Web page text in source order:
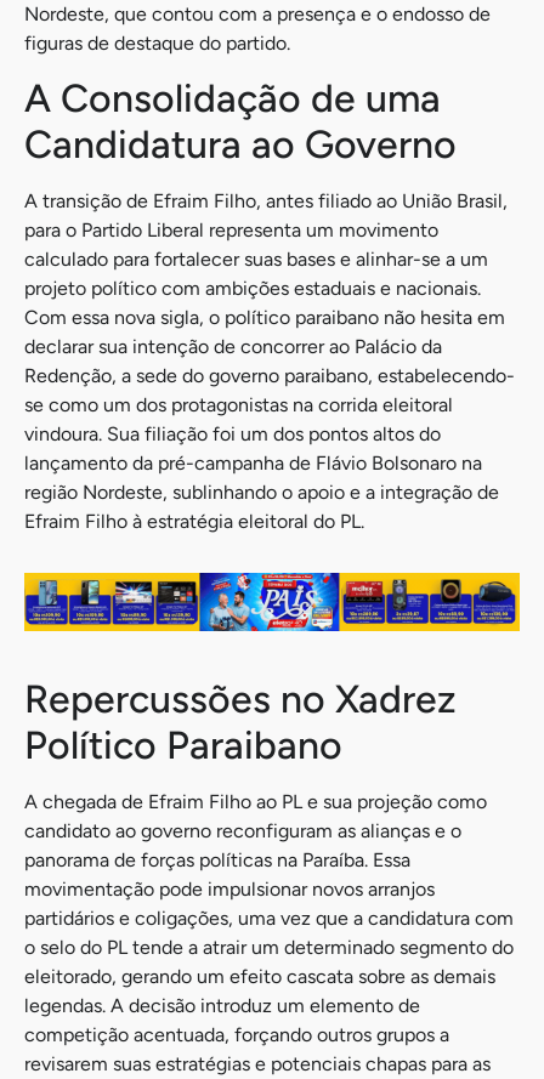
Nordeste, que contou com a presença e o endosso de
figuras de destaque do partido.
A Consolidação de uma
Candidatura ao Governo
A transição de Efraim Filho, antes filiado ao União Brasil,
para o Partido Liberal representa um movimento
calculado para fortalecer suas bases e alinhar-se a um
projeto político com ambições estaduais e nacionais.
Com essa nova sigla, o político paraibano não hesita em
declarar sua intenção de concorrer ao Palácio da
Redenção, a sede do governo paraibano, estabelecendo-
se como um dos protagonistas na corrida eleitoral
vindoura. Sua filiação foi um dos pontos altos do
lançamento da pré-campanha de Flávio Bolsonaro na
região Nordeste, sublinhando o apoio e a integração de
Efraim Filho à estratégia eleitoral do PL.
Repercussões no Xadrez
Político Paraibano
A chegada de Efraim Filho ao PL e sua projeção como
candidato ao governo reconfiguram as alianças e o
panorama de forças políticas na Paraíba. Essa
movimentação pode impulsionar novos arranjos
partidários e coligações, uma vez que a candidatura com
o selo do PL tende a atrair um determinado segmento do
eleitorado, gerando um efeito cascata sobre as demais
legendas. A decisão introduz um elemento de
competição acentuada, forçando outros grupos a
revisarem suas estratégias e potenciais chapas para as